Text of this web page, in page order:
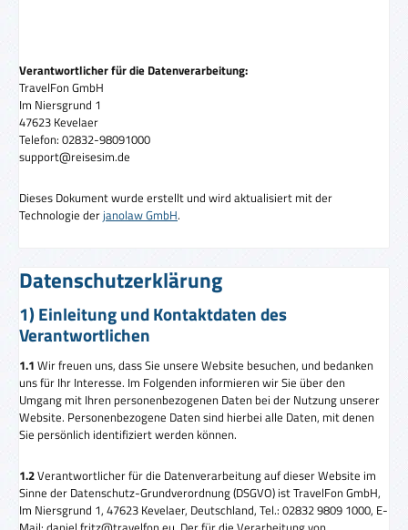
Verantwortlicher für die Datenverarbeitung:
TravelFon GmbH
Im Niersgrund 1
47623 Kevelaer
Telefon: 02832-98091000
support@reisesim.de
Dieses Dokument wurde erstellt und wird aktualisiert mit der
Technologie derjanolaw GmbH.
Datenschutzerklärung
1) Einleitung und Kontaktdaten des
Verantwortlichen
1.1 Wir freuen uns, dass Sie unsere Website besuchen, und bedanken
uns für Ihr Interesse. Im Folgenden informieren wir Sie über den
Umgang mit Ihren personenbezogenen Daten bei der Nutzung unserer
Website. Personenbezogene Daten sind hierbei alle Daten, mit denen
Sie persönlich identifiziert werden können.
1.2Verantwortlicher für die Datenverarbeitung auf dieser Website im
Sinne der Datenschutz-Grundverordnung (DSGVO) ist TravelFon GmbH,
Im Niersgrund 1, 47623 Kevelaer, Deutschland, Tel.: 02832 9809 1000, E-